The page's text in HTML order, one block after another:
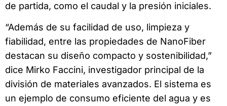
de partida, como el caudal y la presión iniciales.
“Además de su facilidad de uso, limpieza y
fiabilidad, entre las propiedades de NanoFiber
destacan su diseño compacto y sostenibilidad,”
dice Mirko Faccini, investigador principal de la
división de materiales avanzados. El sistema es
un ejemplo de consumo eficiente del agua y es